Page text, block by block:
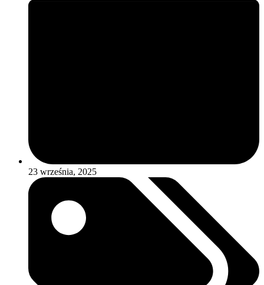
23 września, 2025